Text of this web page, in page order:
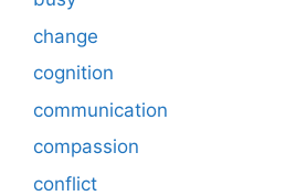
change
cognition
communication
compassion
conflict